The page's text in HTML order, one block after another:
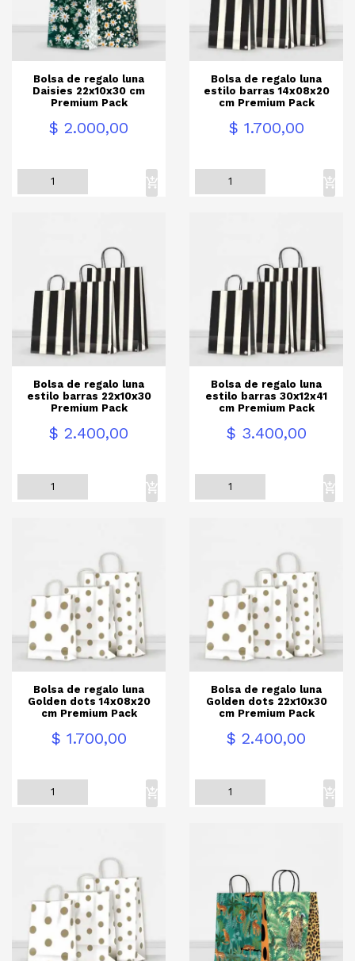
Bolsa de regalo luna
Daisies 22x10x30 cm
Premium Pack
Precio$ 2.000,00
Bolsa de regalo luna
estilo barras 14x08x20
cm Premium Pack
Precio$ 1.700,00
Bolsa de regalo luna
estilo barras 22x10x30
Premium Pack
Precio$ 2.400,00
Bolsa de regalo luna
estilo barras 30x12x41
cm Premium Pack
Precio$ 3.400,00
Bolsa de regalo luna
Golden dots 14x08x20
cm Premium Pack
Precio$ 1.700,00
Bolsa de regalo luna
Golden dots 22x10x30
cm Premium Pack
Precio$ 2.400,00